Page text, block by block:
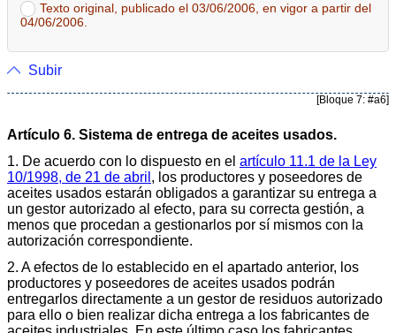
Texto original, publicado el 03/06/2006, en vigor a partir del
04/06/2006.
Subir
[Bloque 7: #a6]
Artículo 6. Sistema de entrega de aceites usados.
1. De acuerdo con lo dispuesto en el artículo 11.1 de la Ley
10/1998, de 21 de abril , los productores y poseedores de
aceites usados estarán obligados a garantizar su entrega a
un gestor autorizado al efecto, para su correcta gestión, a
menos que procedan a gestionarlos por sí mismos con la
autorización correspondiente.
2. A efectos de lo establecido en el apartado anterior, los
productores y poseedores de aceites usados podrán
entregarlos directamente a un gestor de residuos autorizado
para ello o bien realizar dicha entrega a los fabricantes de